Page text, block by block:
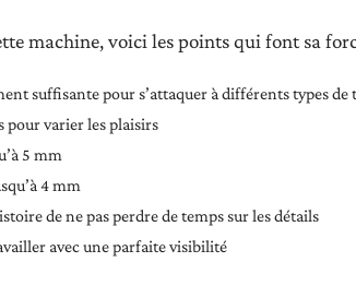
machine, voici les points qui font sa
suffisante pour s’attaquer à différents types de
pour varier les plaisirs
5 mm
4 mm
de ne pas perdre de temps sur les détails
avec une parfaite visibilité